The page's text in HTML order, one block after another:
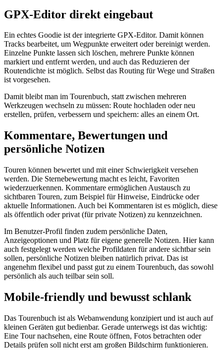
GPX-Editor direkt eingebaut
Ein echtes Goodie ist der integrierte GPX-Editor. Damit können
Tracks bearbeitet, um Wegpunkte erweitert oder bereinigt werden.
Einzelne Punkte lassen sich löschen, mehrere Punkte können
markiert und entfernt werden, und auch das Reduzieren der
Routendichte ist möglich. Selbst das Routing für Wege und Straßen
ist vorgesehen.
Damit bleibt man im Tourenbuch, statt zwischen mehreren
Werkzeugen wechseln zu müssen: Route hochladen oder neu
erstellen, prüfen, verbessern und speichern: alles an einem Ort.
Kommentare, Bewertungen und
persönliche Notizen
Touren können bewertet und mit einer Schwierigkeit versehen
werden. Die Sternebewertung macht es leicht, Favoriten
wiederzuerkennen. Kommentare ermöglichen Austausch zu
sichtbaren Touren, zum Beispiel für Hinweise, Eindrücke oder
aktuelle Informationen. Auch bei Kommentaren ist es möglich, diese
als öffentlich oder privat (für private Notizen) zu kennzeichnen.
Im Benutzer-Profil finden zudem persönliche Daten,
Anzeigeoptionen und Platz für eigene generelle Notizen. Hier kann
auch festgelegt werden welche Profildaten für andere sichtbar sein
sollen, persönliche Notizen bleiben natürlich privat. Das ist
angenehm flexibel und passt gut zu einem Tourenbuch, das sowohl
persönlich als auch teilbar sein soll.
Mobile-friendly und bewusst schlank
Das Tourenbuch ist als Webanwendung konzipiert und ist auch auf
kleinen Geräten gut bedienbar. Gerade unterwegs ist das wichtig:
Eine Tour nachsehen, eine Route öffnen, Fotos betrachten oder
Details prüfen soll nicht erst am großen Bildschirm funktionieren.